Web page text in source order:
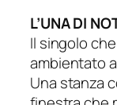
L’UNA DI
Il singolo
ambientato
Una stanza